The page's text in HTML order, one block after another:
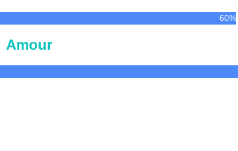
60%
Amour